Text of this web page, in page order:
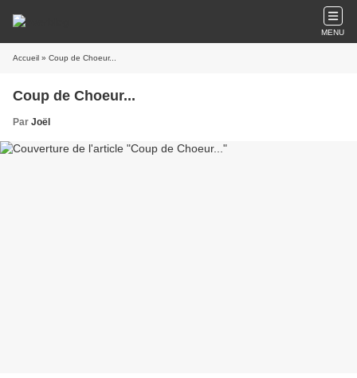
MENU
Accueil » Coup de Choeur...
Coup de Choeur...
Par Joël